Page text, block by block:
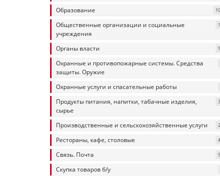
Образование
Общественные организации и социальные
учреждения
Органы власти
Охранные и противопожарные системы. Средства
защиты. Оружие
Охранные услуги и спасательные работы
Продукты питания, напитки, табачные изделия,
сырье
Производственные и сельскохозяйственные услуги
Рестораны, кафе, столовые
Связь. Почта
Скупка товаров б/у